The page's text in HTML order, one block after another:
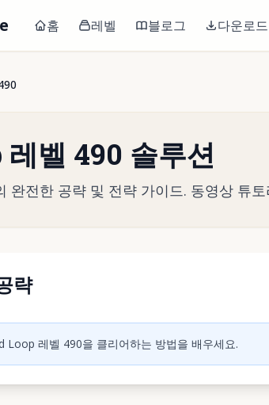
홈 레벨 블로그 다운로드
벨 490 솔루션
완전한 공략 및 전략 가이드. 동영상 튜
략
Loop 레벨 490을 클리어하는 방법을 배우세요.